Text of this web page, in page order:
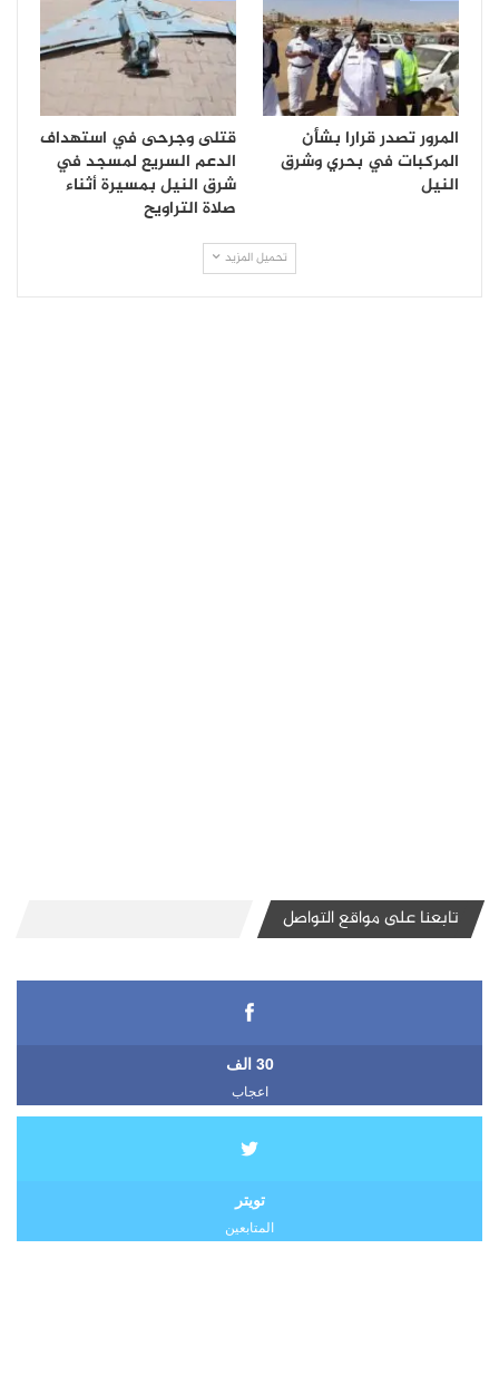
المرور تصدر قرارا بشأن
المركبات في بحري وشرق
النيل
قتلى وجرحى في استهداف
الدعم السريع لمسجد في
شرق النيل بمسيرة أثناء
صلاة التراويح
تحميل المزيد
تابعنا على مواقع التواصل
30 الف
اعجاب
تويتر
المتابعين